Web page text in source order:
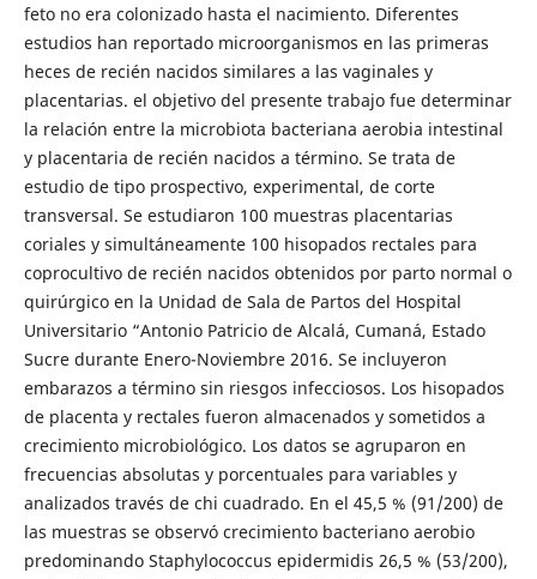
feto no era colonizado hasta el nacimiento. Diferentes
estudios han reportado microorganismos en las primeras
heces de recién nacidos similares a las vaginales y
placentarias. el objetivo del presente trabajo fue determinar
la relación entre la microbiota bacteriana aerobia intestinal
y placentaria de recién nacidos a término. Se trata de
estudio de tipo prospectivo, experimental, de corte
transversal. Se estudiaron 100 muestras placentarias
coriales y simultáneamente 100 hisopados rectales para
coprocultivo de recién nacidos obtenidos por parto normal o
quirúrgico en la Unidad de Sala de Partos del Hospital
Universitario “Antonio Patricio de Alcalá, Cumaná, Estado
Sucre durante Enero-Noviembre 2016. Se incluyeron
embarazos a término sin riesgos infecciosos. Los hisopados
de placenta y rectales fueron almacenados y sometidos a
crecimiento microbiológico. Los datos se agruparon en
frecuencias absolutas y porcentuales para variables y
analizados través de chi cuadrado. En el 45,5 % (91/200) de
las muestras se observó crecimiento bacteriano aerobio
predominando Staphylococcus epidermidis 26,5 % (53/200),